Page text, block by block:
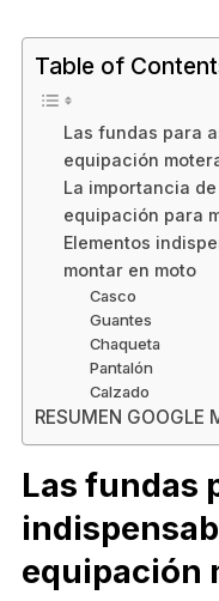
Table of
Las fundas para
equipación
La importancia
equipación para
Elementos
montar en moto
Casco
Guantes
Chaqueta
Pantalón
Calzado
RESUMEN GOOGLE
Las fundas
equipación